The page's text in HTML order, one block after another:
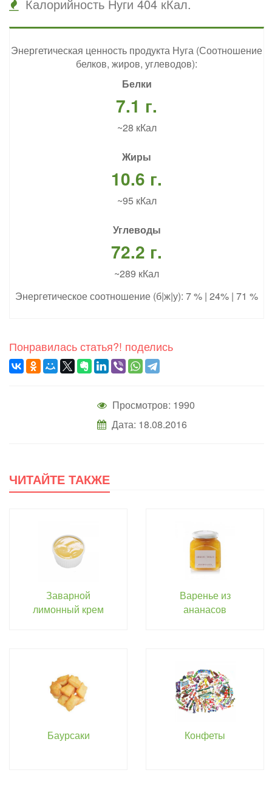
Калорийность Нуги 404 кКал.
Энергетическая ценность продукта Нуга (Соотношение
белков, жиров, углеводов):
Белки
7.1 г.
~28 кКал
Жиры
10.6 г.
~95 кКал
Углеводы
72.2 г.
~289 кКал
Энергетическое соотношение (б|ж|у): 7 % | 24% | 71 %
Понравилась статья?! поделись
Просмотров: 1990
Дата: 18.08.2016
ЧИТАЙТЕ ТАКЖЕ
Заварной
лимонный крем
Варенье из
ананасов
Баурсаки Конфеты